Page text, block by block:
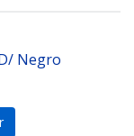
Negro